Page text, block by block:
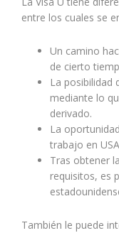
entre los cuales se
Un camino
de cierto
La posibilidad
mediante lo
derivado.
La
trabajo en
Tras obtener
requisitos, es
También le puede